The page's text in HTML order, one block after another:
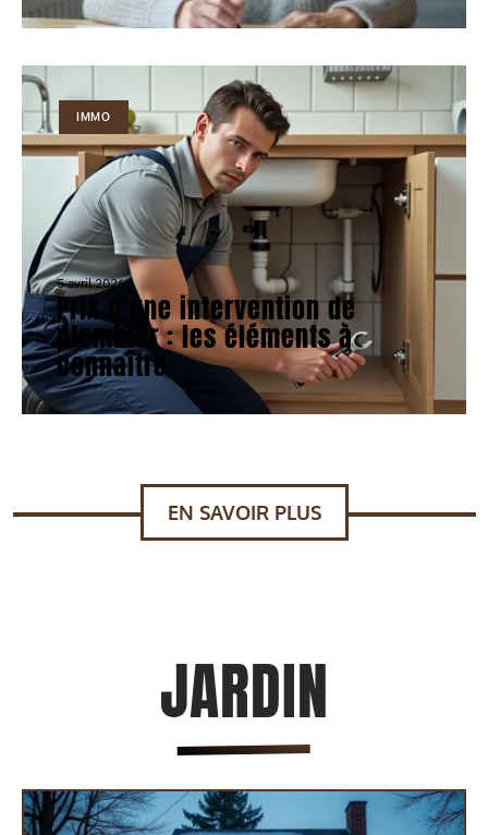
IMMO
5 avril 2026
Prix d’une intervention de
plombier : les éléments à
connaître
EN SAVOIR PLUS
JARDIN